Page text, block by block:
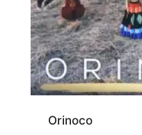
Orinoco